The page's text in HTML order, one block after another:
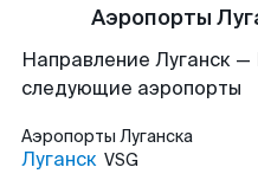
Аэропорты
Направление Луганск
следующие аэропорты
Аэропорты Луганска
Луганск VSG